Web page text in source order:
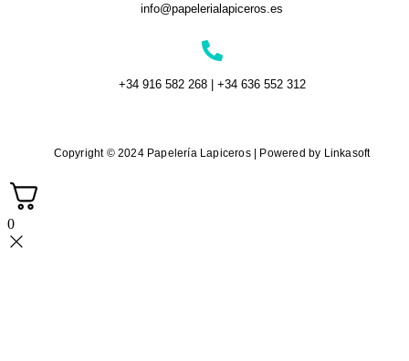
info@papelerialapiceros.es
+34 916 582 268 | +34 636 552 312
Copyright © 2024 Papelería Lapiceros | Powered by Linkasoft
0